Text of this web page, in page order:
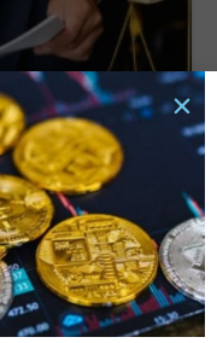
classifica e